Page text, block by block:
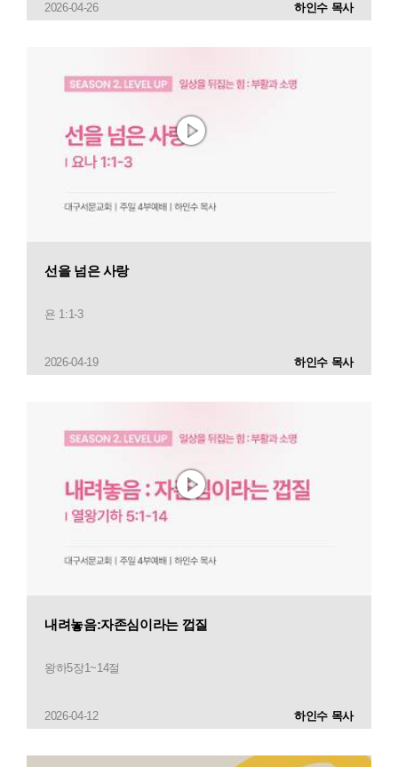
2026-04-26 하인수 목사
선을 넘은 사랑
욘 1:1-3
2026-04-19 하인수 목사
내려놓음:자존심이라는 껍질
왕하5장1~14절
2026-04-12 하인수 목사